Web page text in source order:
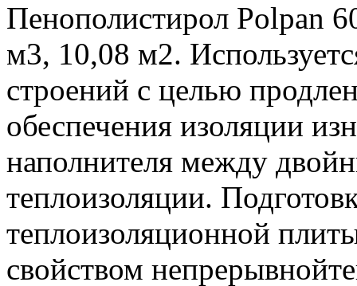
Пенополистирол Polpan
м3, 10,08 м2.
строений с целью
обеспечения изоляции
наполнителя между
теплоизоляции.
теплоизоляционной
свойством